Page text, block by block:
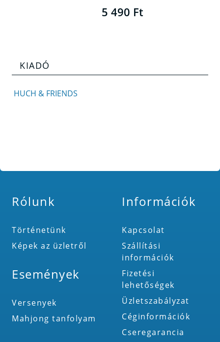
5 490 Ft
KIADÓ
HUCH & FRIENDS
Rólunk
Történetünk
Képek az üzletről
Események
Versenyek
Mahjong tanfolyam
Információk
Kapcsolat
Szállítási
információk
Fizetési
lehetőségek
Üzletszabályzat
Céginformációk
Cseregarancia